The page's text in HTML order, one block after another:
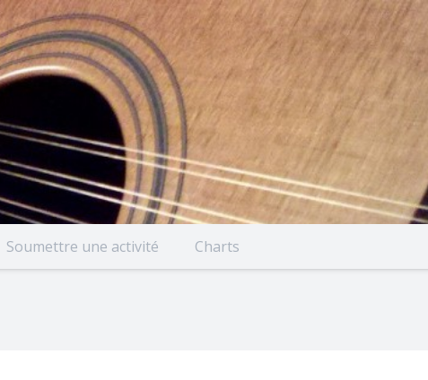
Soumettre une activité Charts